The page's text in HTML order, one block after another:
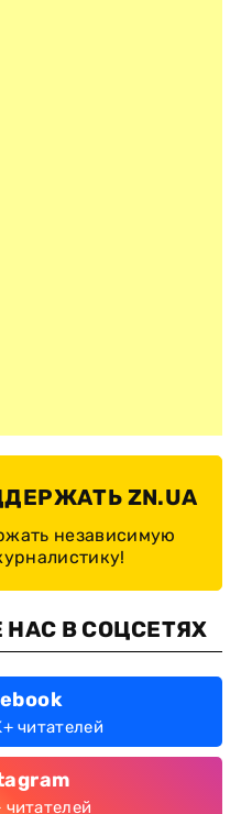
ZN.UA
независимую
НАС В СОЦСЕТЯХ
читателей
читателей